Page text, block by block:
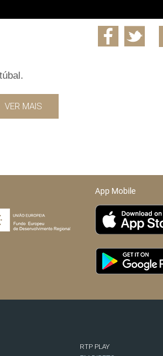
VER MAIS
App Mobile
RTP PLAY